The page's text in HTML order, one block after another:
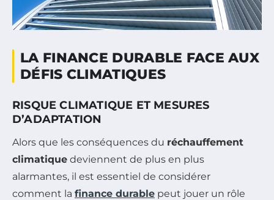
LA FINANCE DURABLE FACE AUX
DÉFIS CLIMATIQUES
RISQUE CLIMATIQUE ET MESURES
D’ADAPTATION
Alors que les conséquences du réchauffement
climatique deviennent de plus en plus
alarmantes, il est essentiel de considérer
comment la finance durable peut jouer un rôle